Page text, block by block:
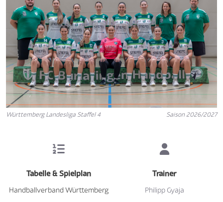
Württemberg Landesliga Staffel 4 Saison 2026/2027
Tabelle & Spielplan
Handballverband Württemberg
Trainer
Philipp Gyaja